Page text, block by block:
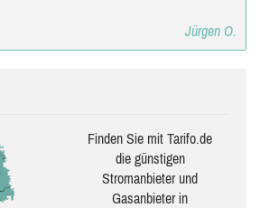
Jürgen O.
Finden Sie mit Tarifo.de
die güns­ti­gen
Stromanbieter und
Gasanbieter in